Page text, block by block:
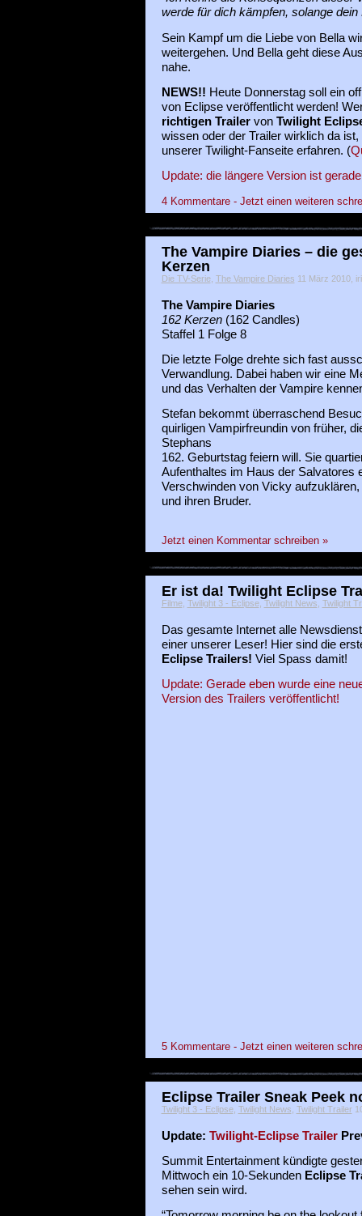
werde für dich kämpfen, solange dein
Sein Kampf um die Liebe von Bella
weitergehen. Und Bella geht diese
nahe.
NEWS!! Heute Donnerstag soll ein
von Eclipse veröffentlicht werden!
richtigen Trailervon Twilight
wissen oder der Trailer wirklich da
unserer Twilight-Fanseite erfahren. (
Update: die längere Version ist
4 Kommentare - Jetzt einen weiteren
The Vampire Diaries – die
Kerzen
Die TV-Serie, The Vampire Diaries 11 März 2010,
The Vampire Diaries
162 Kerzen(162 Candles)
Staffel 1 Folge 8
Die letzte Folge drehte sich fast
Verwandlung. Dabei haben wir eine
und das Verhalten der Vampire
Stefan bekommt überraschend
quirligen Vampirfreundin von früher,
Stephans
162. Geburtstag feiern will. Sie
Aufenthaltes im Haus der Salvatores
Verschwinden von Vicky
und ihren Bruder.
Jetzt einen Kommentar schreiben »
Er ist da! Twilight Eclipse
Filme, Twilight 3 - Eclipse, Twilight News Twilight
Das gesamte Internet alle
einer unserer Leser! Hier sind die
Eclipse Trailers! Viel Spass damit!
Update: Gerade eben wurde eine
Version des Trailers veröffentlicht!
5 Kommentare - Jetzt einen weiteren
Eclipse Trailer Sneak Peek
Twilight 3 - Eclipse, Twilight News Twilight Trailer
Update: Twilight-Eclipse Trailer
Summit Entertainment kündigte
Mittwoch ein 10-Sekunden Eclipse
sehen sein wird.